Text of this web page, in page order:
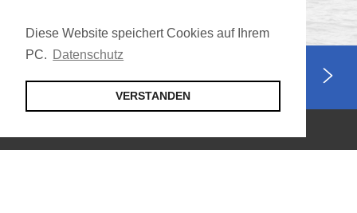
Diese Website speichert Cookies auf Ihrem
PC. Datenschutz
VERSTANDEN